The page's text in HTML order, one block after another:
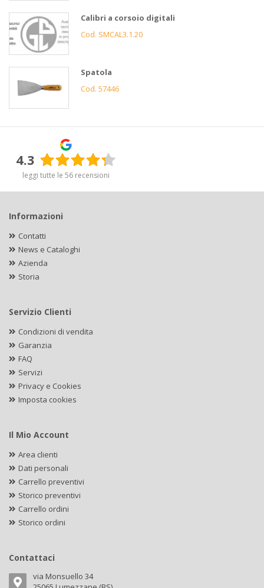
Calibri a corsoio digitali
Cod. SMCAL3.1.20
Spatola
Cod. 57446
4.3
leggi tutte le 56 recensioni
Informazioni
Contatti
News e Cataloghi
Azienda
Storia
Servizio Clienti
Condizioni di vendita
Garanzia
FAQ
Servizi
Privacy e Cookies
Imposta cookies
Il Mio Account
Area clienti
Dati personali
Carrello preventivi
Storico preventivi
Carrello ordini
Storico ordini
Contattaci
via Monsuello 34